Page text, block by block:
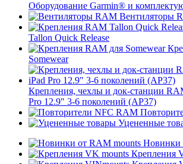
Оборудование Garmin® и
Вентиляторы
Tallon Quick Release
Somewear
Крепления, чехлы и док-станции
Pro 12.9" 3-6 поколений (AP37)
Уцененные
Новинки
Крепления